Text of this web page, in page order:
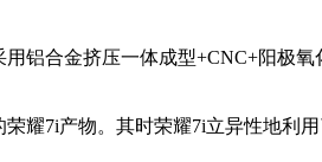
合金挤压一体成型+CNC+阳极
7i产物。其时荣耀7i立异性地利